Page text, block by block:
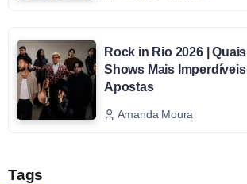
Rock in Rio 2026 |
Shows Mais
Apostas
Amanda Moura
Tags